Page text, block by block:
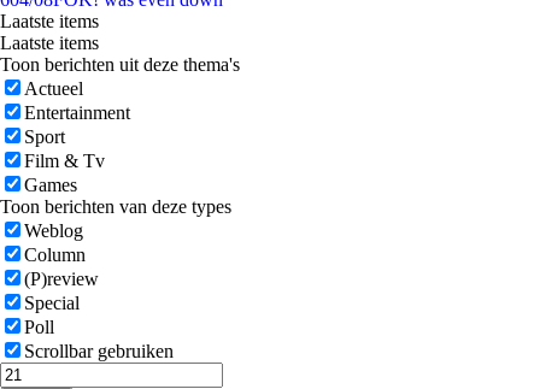
Laatste items
Laatste items
Toon berichten uit deze thema's
Actueel
Entertainment
Sport
Film & Tv
Games
Toon berichten van deze types
Weblog
Column
(P)review
Special
Poll
Scrollbar gebruiken